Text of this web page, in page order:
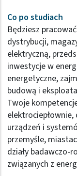
Co po studiach
Będziesz
dystrybucji,
elektryczną,
inwestycje w
energetyczne,
budową i
Twoje
elektrociepłownie,
urządzeń i
przemyśle,
działy badawczo-
związanych z